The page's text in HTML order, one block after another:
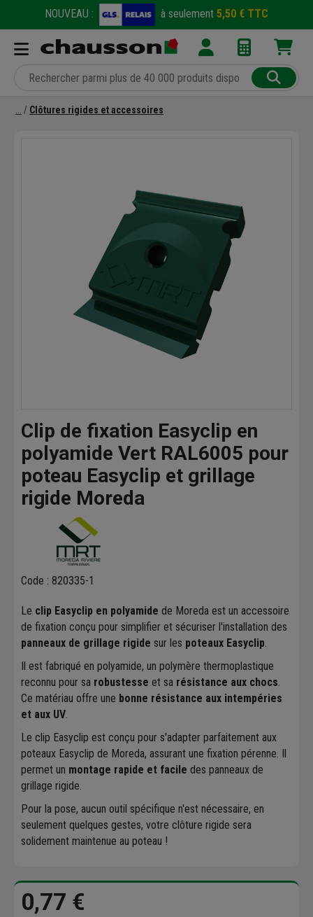
NOUVEAU : à seulement 5,50 € TTC
Clôtures rigides et accessoires
Clip de fixation Easyclip en
polyamide Vert RAL6005 pour
poteau Easyclip et grillage
rigide Moreda
Code : 820335-1
Le clip Easyclip en polyamide de Moreda est un accessoire
de fixation conçu pour simplifier et sécuriser l'installation des
panneaux de grillage rigide sur les poteaux Easyclip.
Il est fabriqué en polyamide, un polymère thermoplastique
reconnu pour sa robustesse et sa résistance aux chocs.
Ce matériau offre une bonne résistance aux intempéries
et aux UV.
Le clip Easyclip est conçu pour s'adapter parfaitement aux
poteaux Easyclip de Moreda, assurant une fixation pérenne. Il
permet un montage rapide et facile des panneaux de
grillage rigide.
Pour la pose, aucun outil spécifique n'est nécessaire, en
seulement quelques gestes, votre clôture rigide sera
solidement maintenue au poteau !
0,77 €